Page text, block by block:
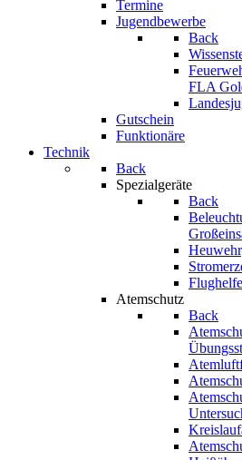
Termine
Jugendbewerbe
Back
FLA
Gutschein
Funktionäre
Technik
Back
Spezialgeräte
Back
Atemschutz
Back